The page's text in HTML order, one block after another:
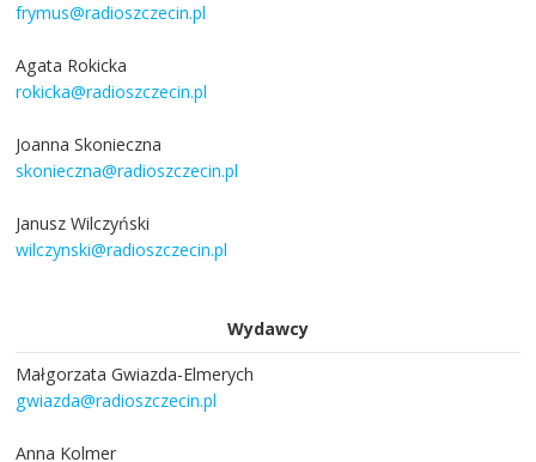
frymus@radioszczecin.pl
Agata Rokicka
rokicka@radioszczecin.pl
Joanna Skonieczna
skonieczna@radioszczecin.pl
Janusz Wilczyński
wilczynski@radioszczecin.pl
Wydawcy
Małgorzata Gwiazda-Elmerych
gwiazda@radioszczecin.pl
Anna Kolmer